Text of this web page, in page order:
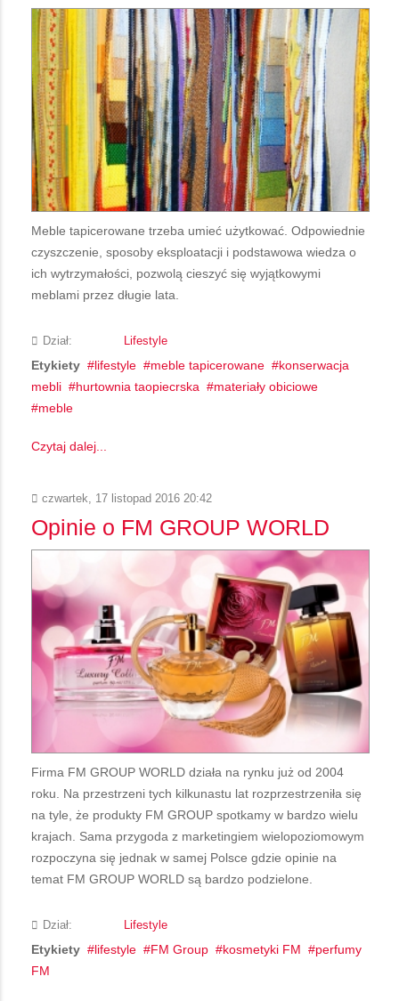
Meble tapicerowane trzeba umieć użytkować. Odpowiednie
czyszczenie, sposoby eksploatacji i podstawowa wiedza o
ich wytrzymałości, pozwolą cieszyć się wyjątkowymi
meblami przez długie lata.
Dział: Lifestyle
Etykiety lifestyle meble tapicerowane
konserwacja
mebli
hurtownia taopiecrska
materiały obiciowe
meble
Czytaj dalej...
czwartek, 17 listopad 2016 20:42
Opinie o FM GROUP WORLD
Firma FM GROUP WORLD działa na rynku już od 2004
roku. Na przestrzeni tych kilkunastu lat rozprzestrzeniła się
na tyle, że produkty FM GROUP spotkamy w bardzo wielu
krajach. Sama przygoda z marketingiem wielopoziomowym
rozpoczyna się jednak w samej Polsce gdzie opinie na
temat FM GROUP WORLD są bardzo podzielone.
Dział: Lifestyle
Etykiety lifestyle FM Group kosmetyki FM
perfumy
FM